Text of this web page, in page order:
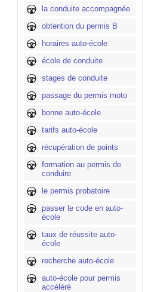
la conduite accompagnée
obtention du permis B
horaires auto-école
école de conduite
stages de conduite
passage du permis moto
bonne auto-école
tarifs auto-école
récupération de points
formation au permis de
conduire
le permis probatoire
passer le code en auto-
école
taux de réussite auto-
école
recherche auto-école
auto-école pour permis
accéléré